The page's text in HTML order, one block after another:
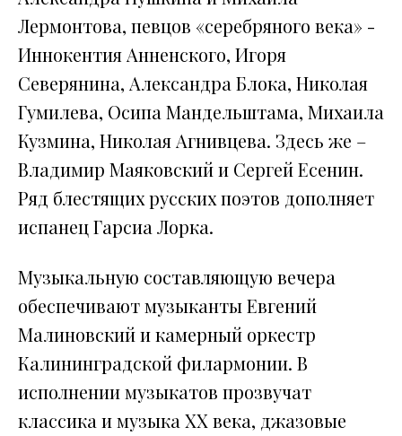
Лермонтова, певцов «серебряного века» -
Иннокентия Анненского, Игоря
Северянина, Александра Блока, Николая
Гумилева, Осипа Мандельштама, Михаила
Кузмина, Николая Агнивцева. Здесь же –
Владимир Маяковский и Сергей Есенин.
Ряд блестящих русских поэтов дополняет
испанец Гарсиа Лорка.
Музыкальную составляющую вечера
обеспечивают музыканты Евгений
Малиновский и камерный оркестр
Калининградской филармонии. В
исполнении музыкатов прозвучат
классика и музыка ХХ века, джазовые